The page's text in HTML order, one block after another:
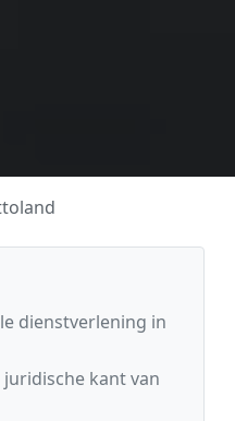
dienstverlening in
kant van